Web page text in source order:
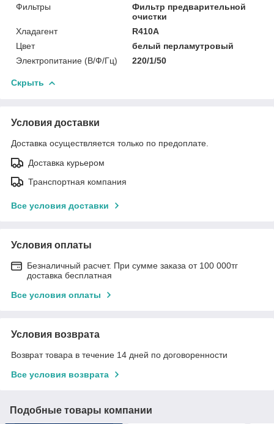
Фильтры
Фильтр предварительной
очистки
Хладагент
R410A
Цвет
белый перламутровый
Электропитание (В/Ф/Гц)
220/1/50
Скрыть
Условия доставки
Доставка осуществляется только по предоплате.
Доставка курьером
Транспортная компания
Все условия доставки
Условия оплаты
Безналичный расчет. При сумме заказа от 100 000тг
доставка бесплатная
Все условия оплаты
Условия возврата
Возврат товара в течение 14 дней по договоренности
Все условия возврата
Подобные товары компании